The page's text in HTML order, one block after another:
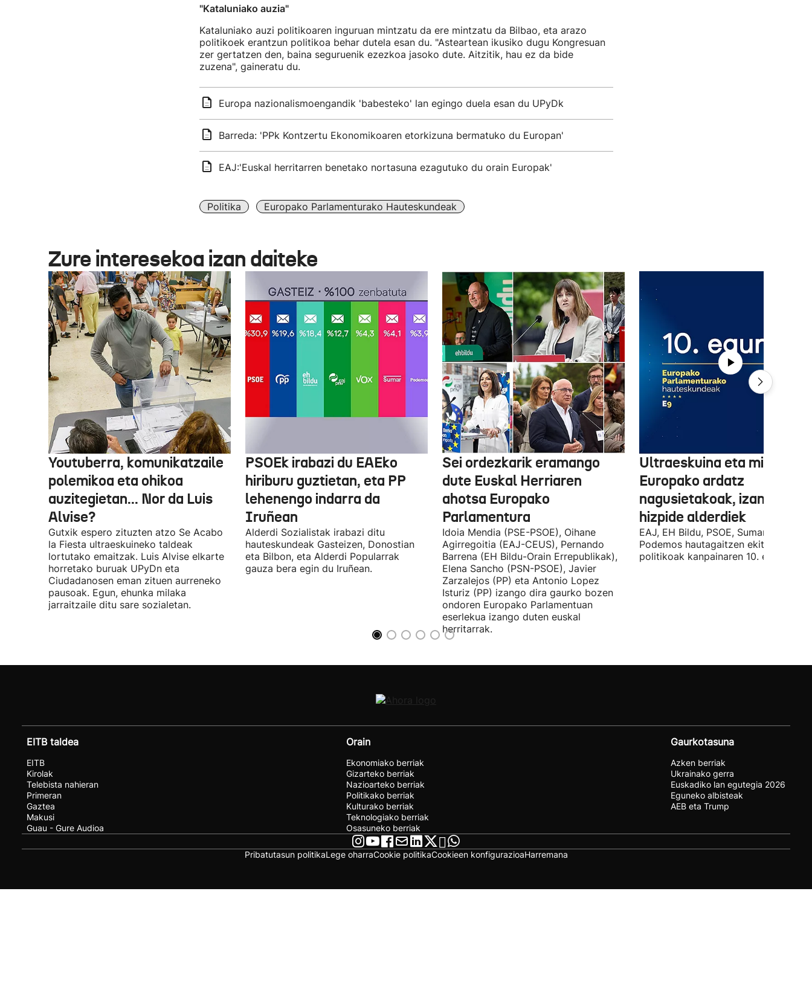
"Kataluniako auzia"
Kataluniako auzi politikoaren inguruan mintzatu da ere mintzatu da Bilbao, eta arazo
politikoek erantzun politikoa behar dutela esan du. "Asteartean ikusiko dugu Kongresuan
zer gertatzen den, baina seguruenik ezezkoa jasoko dute. Aitzitik, hau ez da bide
zuzena", gaineratu du.
Europa nazionalismoengandik 'babesteko' lan egingo duela esan du UPyDk
Barreda: 'PPk Kontzertu Ekonomikoaren etorkizuna bermatuko du Europan'
EAJ:'Euskal herritarren benetako nortasuna ezagutuko du orain Europak'
Politika Europako Parlamenturako Hauteskundeak
Zure interesekoa izan daiteke
Youtuberra, komunikatzaile
polemikoa eta ohikoa
auzitegietan... Nor da Luis
Alvise?
Gutxik espero zituzten atzo Se Acabo
la Fiesta ultraeskuineko taldeak
lortutako emaitzak. Luis Alvise elkarte
horretako buruak UPyDn eta
Ciudadanosen eman zituen aurreneko
pausoak. Egun, ehunka milaka
jarraitzaile ditu sare sozialetan.
PSOEk irabazi du EAEko
hiriburu guztietan, eta PP
lehenengo indarra da
Iruñean
Alderdi Sozialistak irabazi ditu
hauteskundeak Gasteizen, Donostian
eta Bilbon, eta Alderdi Popularrak
gauza bera egin du Iruñean.
Sei ordezkarik eramango
dute Euskal Herriaren
ahotsa Europako
Parlamentura
Idoia Mendia (PSE-PSOE), Oihane
Agirregoitia (EAJ-CEUS), Pernando
Barrena (EH Bildu-Orain Errepublikak),
Elena Sancho (PSN-PSOE), Javier
Zarzalejos (PP) eta Antonio Lopez
Isturiz (PP) izango dira gaurko bozen
ondoren Europako Parlamentuan
eserlekua izango duten euskal
herritarrak.
Ultraeskuina eta
Europako ardatz
nagusietakoak, izan dituzte
hizpide alderdiek
EAJ, EH Bildu, PSOE, Sumar, PP eta
Podemos hautagaitzen ekitaldi
politikoak kanpainaren 10. egunean.
EITB taldea
EITB
Kirolak
Telebista nahieran
Primeran
Gaztea
Makusi
Guau - Gure Audioa
Orain
Ekonomiako berriak
Gizarteko berriak
Nazioarteko berriak
Politikako berriak
Kulturako berriak
Teknologiako berriak
Osasuneko berriak
Gaurkotasuna
Azken berriak
Ukrainako gerra
Euskadiko lan egutegia 2026
Eguneko albisteak
AEB eta Trump
Pribatutasun politikaLege oharraCookie politikaCookieen konfigurazioaHarremana